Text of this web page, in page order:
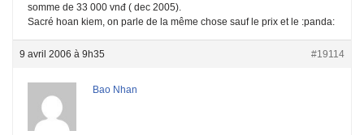
somme de 33 000 vnđ ( dec 2005).
Sacré hoan kiem, on parle de la même chose sauf le prix et le :panda:
9 avril 2006 à 9h35 #19114
Bao Nhan